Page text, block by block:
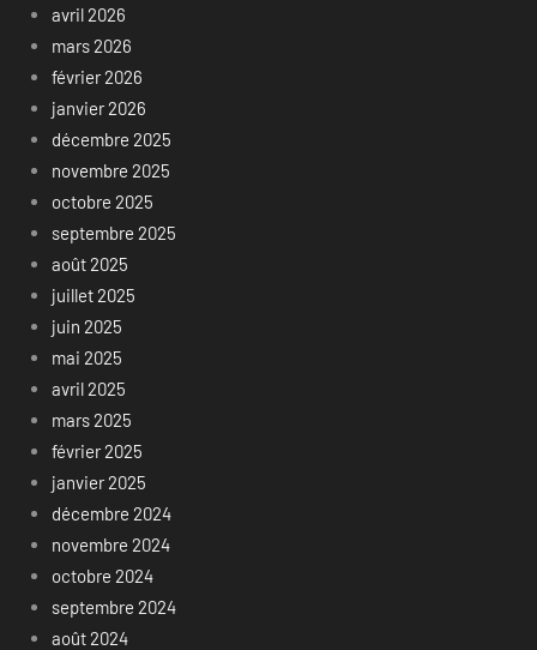
avril 2026
mars 2026
février 2026
janvier 2026
décembre 2025
novembre 2025
octobre 2025
septembre 2025
août 2025
juillet 2025
juin 2025
mai 2025
avril 2025
mars 2025
février 2025
janvier 2025
décembre 2024
novembre 2024
octobre 2024
septembre 2024
août 2024